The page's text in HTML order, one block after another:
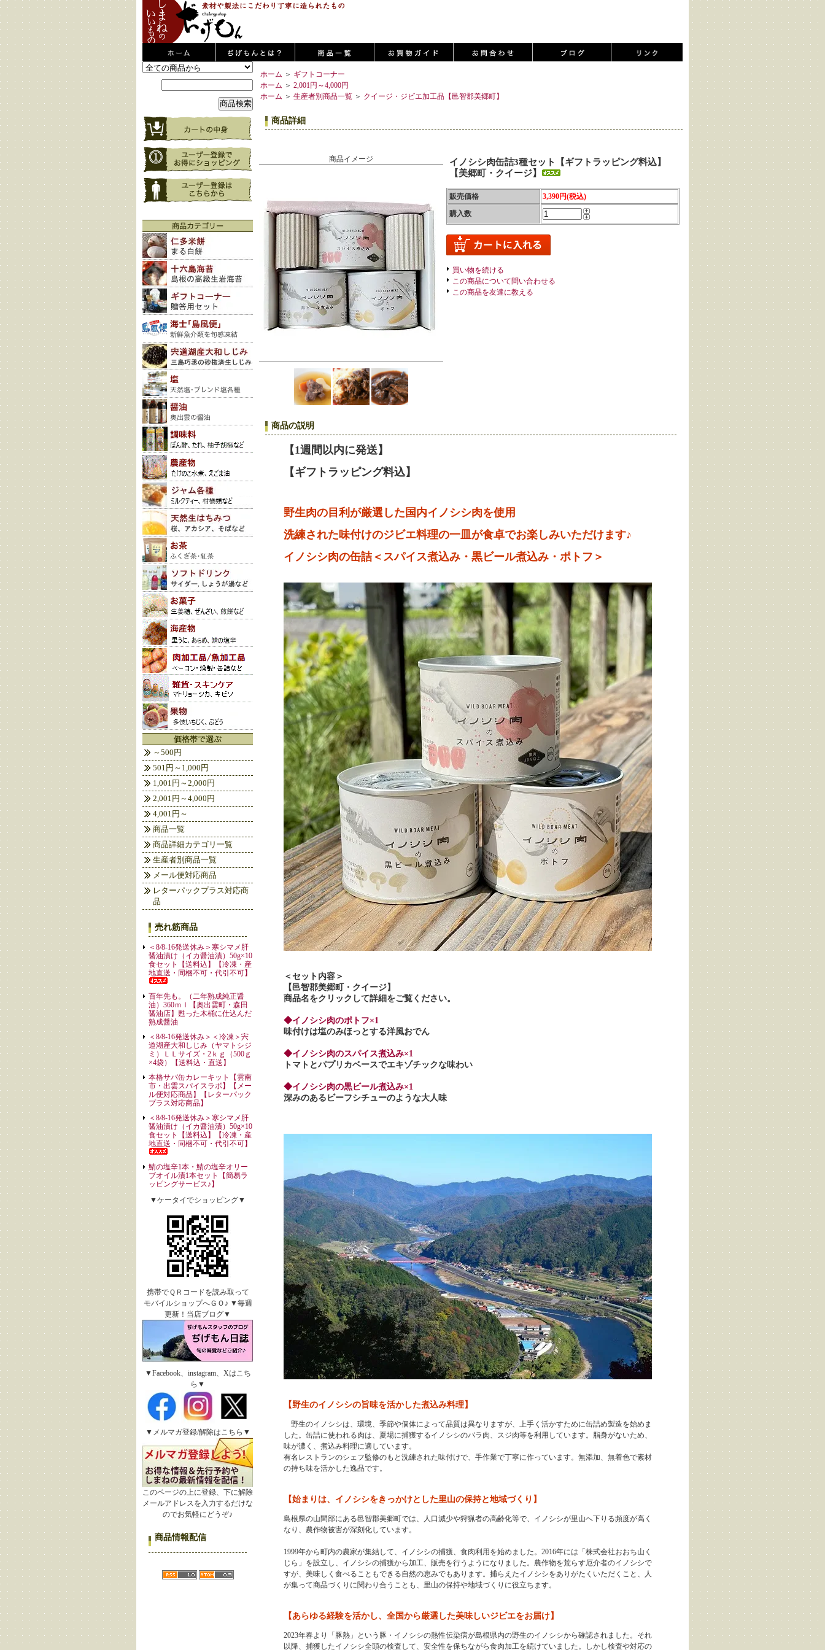
～500円
501円～1,000円
1,001円～2,000円
2,001円～4,000円
4,001円～
商品一覧
商品詳細カテゴリ一覧
生産者別商品一覧
メール便対応商品
レターパックプラス対応商
品
売れ筋商品
＜8/8-16発送休み＞寒シマメ肝
醤油漬け（イカ醤油漬）50g×10
食セット【送料込】【冷凍・産
地直送・同梱不可・代引不可】
百年先も。（二年熟成純正醤
油）360ｍｌ【奥出雲町・森田
醤油店】甦った木桶に仕込んだ
熟成醤油
＜8/8-16発送休み＞＜冷凍＞宍
道湖産大和しじみ（ヤマトシジ
ミ）ＬＬサイズ・2ｋｇ（500ｇ
×4袋）【送料込・直送】
本格サバ缶カレーキット【雲南
市・出雲スパイスラボ】【メー
ル便対応商品】【レターパック
プラス対応商品】
＜8/8-16発送休み＞寒シマメ肝
醤油漬け（イカ醤油漬）50g×10
食セット【送料込】【冷凍・産
地直送・同梱不可・代引不可】
鯖の塩辛1本・鯖の塩辛オリー
ブオイル漬1本セット【簡易ラ
ッピングサービス♪】
▼ケータイでショッピング▼
携帯でＱＲコードを読み取って
モバイルショップへＧＯ♪ ▼毎週
更新！当店ブログ▼
▼Facebook、instagram、Xはこち
ら▼
▼メルマガ登録/解除はこちら▼
このページの上に登録、下に解除
メールアドレスを入力するだけな
のでお気軽にどうぞ♪
商品情報配信
ホーム ＞ ギフトコーナー
ホーム ＞ 2,001円～4,000円
ホーム ＞ 生産者別商品一覧 ＞ クイージ・ジビエ加工品【邑智郡美郷町】
商品詳細
商品イメージ
イノシシ肉缶詰3種セット【ギフトラッピング料込】
【美郷町・クイージ】
販売価格
3,390円(税込)
購入数
買い物を続ける
この商品について問い合わせる
この商品を友達に教える
商品の説明
【1週間以内に発送】
【ギフトラッピング料込】
野生肉の目利が厳選した国内イノシシ肉を使用
洗練された味付けのジビエ料理の一皿が食卓でお楽しみいただけます♪
イノシシ肉の缶詰＜スパイス煮込み・黒ビール煮込み・ポトフ＞
＜セット内容＞
【邑智郡美郷町・クイージ】
商品名をクリックして詳細をご覧ください。
◆イノシシ肉のポトフ×1
味付けは塩のみほっとする洋風おでん
◆イノシシ肉のスパイス煮込み×1
トマトとパプリカベースでエキゾチックな味わい
◆イノシシ肉の黒ビール煮込み×1
深みのあるビーフシチューのような大人味
【野生のイノシシの旨味を活かした煮込み料理】
野生のイノシシは、環境、季節や個体によって品質は異なりますが、上手く活かすために缶詰め製造を始めま
した。缶詰に使われる肉は、夏場に捕獲するイノシシのバラ肉、スジ肉等を利用しています。脂身がないため、
味が濃く、煮込み料理に適しています。
有名レストランのシェフ監修のもと洗練された味付けで、手作業で丁寧に作っています。無添加、無着色で素材
の持ち味を活かした逸品です。
【始まりは、イノシシをきっかけとした里山の保持と地域づくり】
島根県の山間部にある邑智郡美郷町では、人口減少や狩猟者の高齢化等で、イノシシが里山へ下りる頻度が高く
なり、農作物被害が深刻化しています。
1999年から町内の農家が集結して、イノシシの捕獲、食肉利用を始めました。2016年には「株式会社おおち山く
じら」を設立し、イノシシの捕獲から加工、販売を行うようになりました。農作物を荒らす厄介者のイノシシで
すが、美味しく食べることもできる自然の恵みでもあります。捕らえたイノシシをありがたくいただくこと、人
が集って商品づくりに関わり合うことも、里山の保持や地域づくりに役立ちます。
【あらゆる経験を活かし、全国から厳選した美味しいジビエをお届け】
2023年春より「豚熱」という豚・イノシシの熱性伝染病が島根県内の野生のイノシシから確認されました。それ
以降、捕獲したイノシシ全頭の検査して、安全性を保ちながら食肉加工を続けていました。しかし検査や対応の